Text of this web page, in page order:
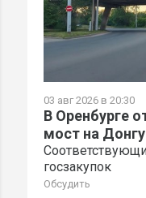
03 авг 2026 в 20:30
В Оренбурге
мост на
госзакупок
Обсудить